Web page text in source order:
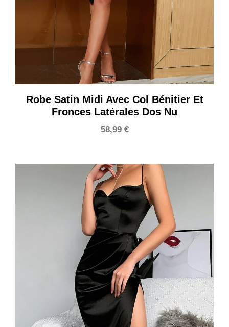
Robe Satin Midi Avec Col Bénitier Et
Fronces Latérales Dos Nu
58,99 €